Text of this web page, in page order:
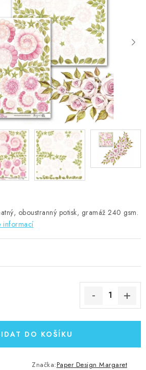
Moje objednávka
Oblíbené ♥️
Obchodní podmínky
údajů
Ověřování recenzí
oboustranný potisk, gramáž 240 gsm.
informací
DO KOŠÍKU
Značka:Paper Design Margaret